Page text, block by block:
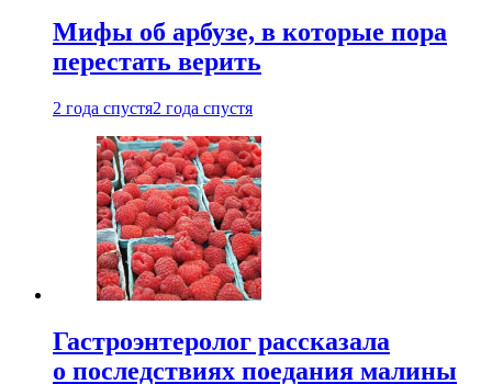
Мифы об арбузе, в которые пора
перестать верить
2 года спустя2 года спустя
Гастроэнтеролог рассказала
о последствиях поедания малины